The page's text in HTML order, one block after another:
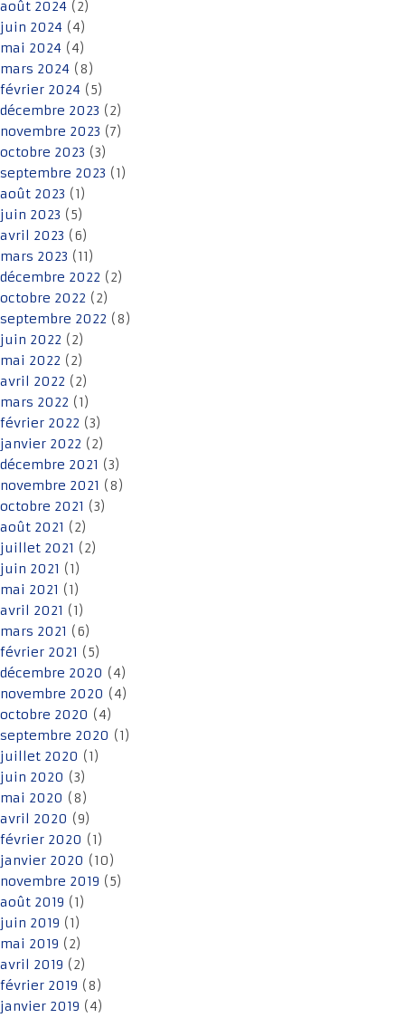
août 2024 (2)
juin 2024 (4)
mai 2024 (4)
mars 2024 (8)
février 2024 (5)
décembre 2023 (2)
novembre 2023 (7)
octobre 2023 (3)
septembre 2023 (1)
août 2023 (1)
juin 2023 (5)
avril 2023 (6)
mars 2023 (11)
décembre 2022 (2)
octobre 2022 (2)
septembre 2022 (8)
juin 2022 (2)
mai 2022 (2)
avril 2022 (2)
mars 2022 (1)
février 2022 (3)
janvier 2022 (2)
décembre 2021 (3)
novembre 2021 (8)
octobre 2021 (3)
août 2021 (2)
juillet 2021 (2)
juin 2021 (1)
mai 2021 (1)
avril 2021 (1)
mars 2021 (6)
février 2021 (5)
décembre 2020 (4)
novembre 2020 (4)
octobre 2020 (4)
septembre 2020 (1)
juillet 2020 (1)
juin 2020 (3)
mai 2020 (8)
avril 2020 (9)
février 2020 (1)
janvier 2020 (10)
novembre 2019 (5)
août 2019 (1)
juin 2019 (1)
mai 2019 (2)
avril 2019 (2)
février 2019 (8)
janvier 2019 (4)